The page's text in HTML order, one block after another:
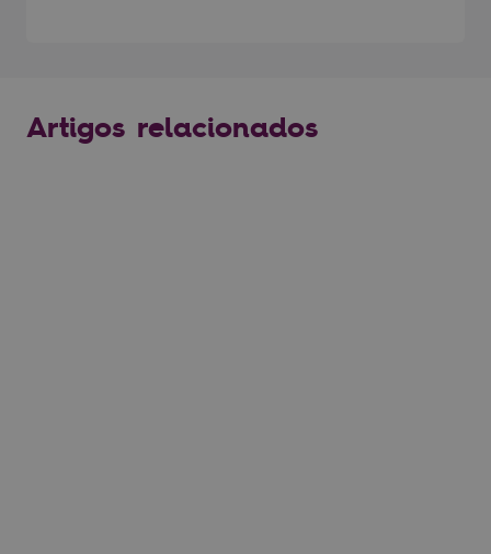
Artigos relacionados